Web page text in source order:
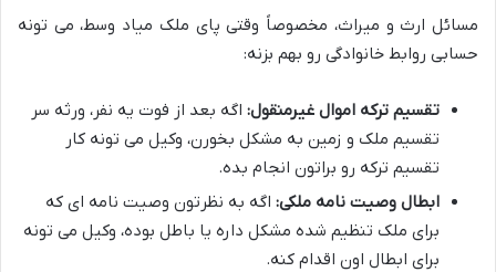
مسائل ارث و میراث، مخصوصاً وقتی پای ملک میاد وسط، می تونه
حسابی روابط خانوادگی رو بهم بزنه:
تقسیم ترکه اموال غیرمنقول: اگه بعد از فوت یه نفر، ورثه سر
تقسیم ملک و زمین به مشکل بخورن، وکیل می تونه کار
تقسیم ترکه رو براتون انجام بده.
ابطال وصیت نامه ملکی: اگه به نظرتون وصیت نامه ای که
برای ملک تنظیم شده مشکل داره یا باطل بوده، وکیل می تونه
برای ابطال اون اقدام کنه.